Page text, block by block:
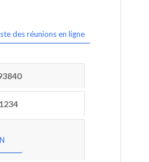
des réunions en ligne
1234